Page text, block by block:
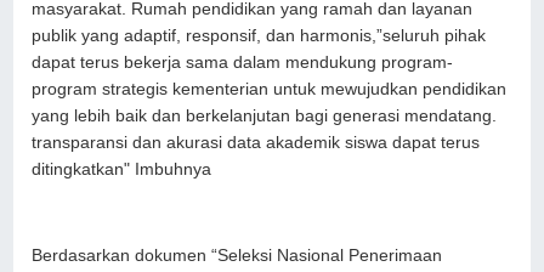
masyarakat. Rumah pendidikan yang ramah dan layanan
publik yang adaptif, responsif, dan harmonis,”seluruh pihak
dapat terus bekerja sama dalam mendukung program-
program strategis kementerian untuk mewujudkan pendidikan
yang lebih baik dan berkelanjutan bagi generasi mendatang.
transparansi dan akurasi data akademik siswa dapat terus
ditingkatkan" Imbuhnya
Berdasarkan dokumen “Seleksi Nasional Penerimaan